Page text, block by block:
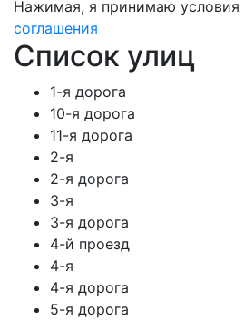
Нажимая, я принимаю условия
соглашения
Список улиц
1-я дорога
10-я дорога
11-я дорога
2-я
2-я дорога
3-я
3-я дорога
4-й проезд
4-я
4-я дорога
5-я дорога